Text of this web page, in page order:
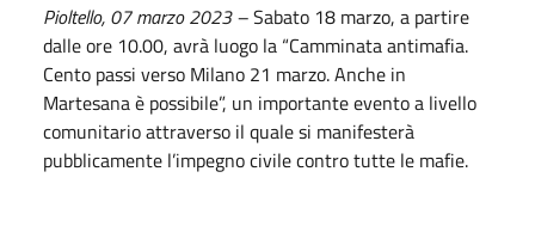
Pioltello, 07 marzo 2023 –Sabato 18 marzo, a partire
dalle ore 10.00, avrà luogo la “Camminata antimafia.
Cento passi verso Milano 21 marzo. Anche in
Martesana è possibile”, un importante evento a livello
comunitario attraverso il quale si manifesterà
pubblicamente l’impegno civile contro tutte le mafie.